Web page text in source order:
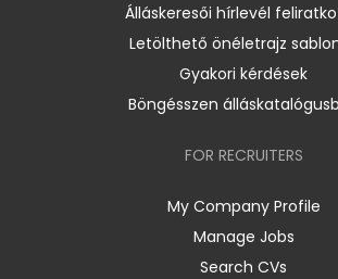
Álláskeresői hírlevél
Letölthető önéletrajz
Gyakori kérdések
Böngésszen
FOR RECRUITERS
My Company Profile
Manage Jobs
Search CVs